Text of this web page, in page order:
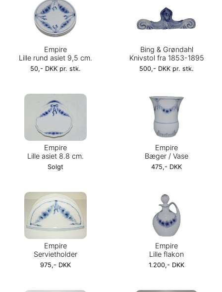
Empire
Lille rund asiet 9,5 cm.
50,- DKK pr. stk.
Bing & Grøndahl
Knivstol fra 1853-1895
500,- DKK pr. stk.
Empire
Lille asiet 8.8 cm.
Solgt
Empire
Bæger / Vase
475,- DKK
Empire
Servietholder
975,- DKK
Empire
Lille flakon
1.200,- DKK